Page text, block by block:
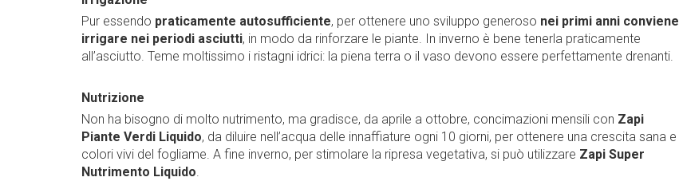
Pur essendo praticamente autosufficiente, per ottenere uno sviluppo generoso nei primi anni conviene
irrigare nei periodi asciutti, in modo da rinforzare le piante. In inverno è bene tenerla praticamente
all’asciutto. Teme moltissimo i ristagni idrici: la piena terra o il vaso devono essere perfettamente drenanti.
Nutrizione
Non ha bisogno di molto nutrimento, ma gradisce, da aprile a ottobre, concimazioni mensili con Zapi
Piante Verdi Liquido, da diluire nell’acqua delle innaffiature ogni 10 giorni, per ottenere una crescita sana e
colori vivi del fogliame. A fine inverno, per stimolare la ripresa vegetativa, si può utilizzare Zapi Super
Nutrimento Liquido.